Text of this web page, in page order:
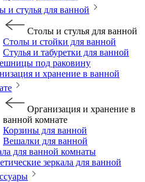
и стулья для ванной
Столы и стулья для ванной
Столы и стойки для ванной
Стулья и табуретки для ванной
под раковину
и хранение в ванной
Организация и хранение в
ванной комнате
Корзины для ванной
Вешалки для ванной
для ванной комнаты
зеркала для ванной